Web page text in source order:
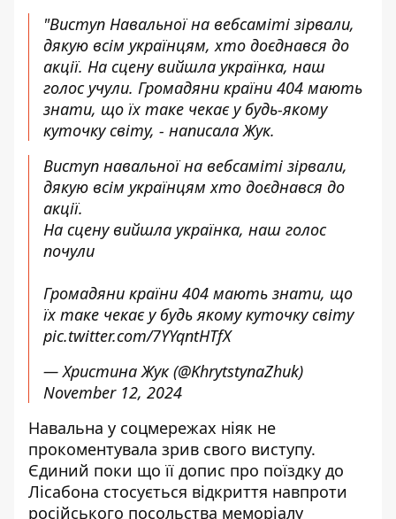
"Виступ Навальної на вебсаміті зірвали,
дякую всім українцям, хто доєднався до
акції. На сцену вийшла українка, наш
голос учули. Громадяни країни 404 мають
знати, що їх таке чекає у будь-якому
куточку світу, - написала Жук.
Виступ навальної на вебсаміті зірвали,
дякую всім українцям хто доєднався до
акції.
На сцену вийшла українка, наш голос
почули
Громадяни країни 404 мають знати, що
їх таке чекає у будь якому куточку світу
pic.twitter.com/7YYqntHTfX
— Христина Жук (@KhrytstynaZhuk)
November 12, 2024
Навальна у соцмережах ніяк не
прокоментувала зрив свого виступу.
Єдиний поки що її допис про поїздку до
Лісабона стосується відкриття навпроти
російського посольства меморіалу